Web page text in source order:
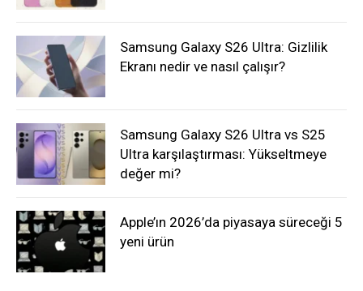
Samsung Galaxy S26 Ultra: Gizlilik
Ekranı nedir ve nasıl çalışır?
Samsung Galaxy S26 Ultra vs S25
Ultra karşılaştırması: Yükseltmeye
değer mi?
Apple’ın 2026’da piyasaya süreceği 5
yeni ürün